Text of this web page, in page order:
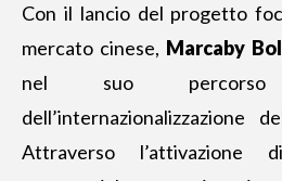
Con il lancio del progetto
mercato cinese, Marcaby
nel suo
dell’internazionalizzazione
Attraverso l’attivazione